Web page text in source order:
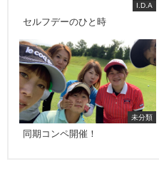
I.D.A
セルフデーのひと時
未分類
同期コンペ開催！